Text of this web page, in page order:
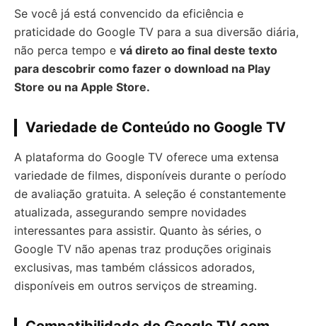
Se você já está convencido da eficiência e
praticidade do Google TV para a sua diversão diária,
não perca tempo e vá direto ao final deste texto
para descobrir como fazer o download na Play
Store ou na Apple Store.
Variedade de Conteúdo no Google TV
A plataforma do Google TV oferece uma extensa
variedade de filmes, disponíveis durante o período
de avaliação gratuita. A seleção é constantemente
atualizada, assegurando sempre novidades
interessantes para assistir. Quanto às séries, o
Google TV não apenas traz produções originais
exclusivas, mas também clássicos adorados,
disponíveis em outros serviços de streaming.